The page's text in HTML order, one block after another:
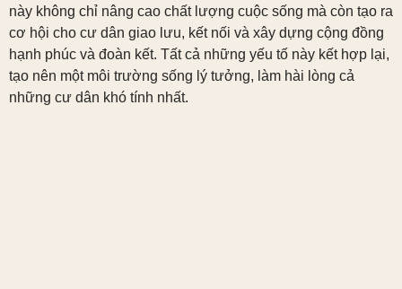
này không chỉ nâng cao chất lượng cuộc sống mà còn tạo ra
cơ hội cho cư dân giao lưu, kết nối và xây dựng cộng đồng
hạnh phúc và đoàn kết. Tất cả những yếu tố này kết hợp lại,
tạo nên một môi trường sống lý tưởng, làm hài lòng cả
những cư dân khó tính nhất.